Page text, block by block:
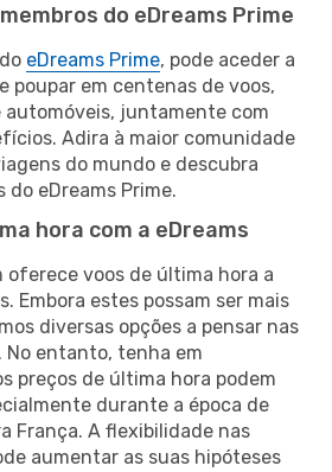
do eDreams Prime
eDreams Prime, pode aceder a
poupar em centenas de voos,
automóveis, juntamente com
Adira à maior comunidade
do mundo e descubra
eDreams Prime.
hora com a eDreams
oferece voos de última hora a
Embora estes possam ser mais
diversas opções a pensar nas
No entanto, tenha em
preços de última hora podem
durante a época de
França. A flexibilidade nas
aumentar as suas hipóteses